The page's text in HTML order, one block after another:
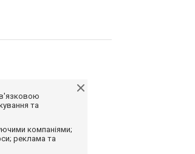
та
компаніями;
реклама та